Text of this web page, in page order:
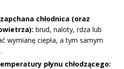
chłodnica (oraz
brud, naloty, rdza lub
wymianę ciepła, a tym samym
płynu chłodzącego: